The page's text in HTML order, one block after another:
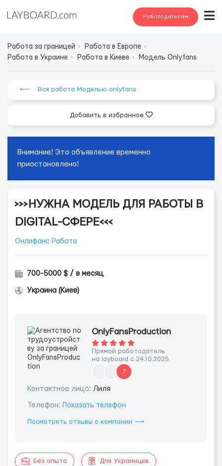
Работодателям
Работа за границей
Работа в Европе
Работа в Украине
Работа в Киеве Модель Onlyfans
⟵ Вся работа Моделью onlyfans
Добавить в избранное
Внимание! Это объявление временно
приостановлено!
>>>НУЖНА МОДЕЛЬ ДЛЯ РАБОТЫ В
DIGITAL-СФЕРЕ<<<
Онлифанс Работа
700-5000 $ / в месяц
Украина (Киев)
OnlyFansProduction
Прямой работодатель
на layboard с 24.10.2025
7
Контактное лицо: Лиля
Телефон: Показать телефон
Посмотреть отзывы о компании ⟶
Без опыта Для Украинцев